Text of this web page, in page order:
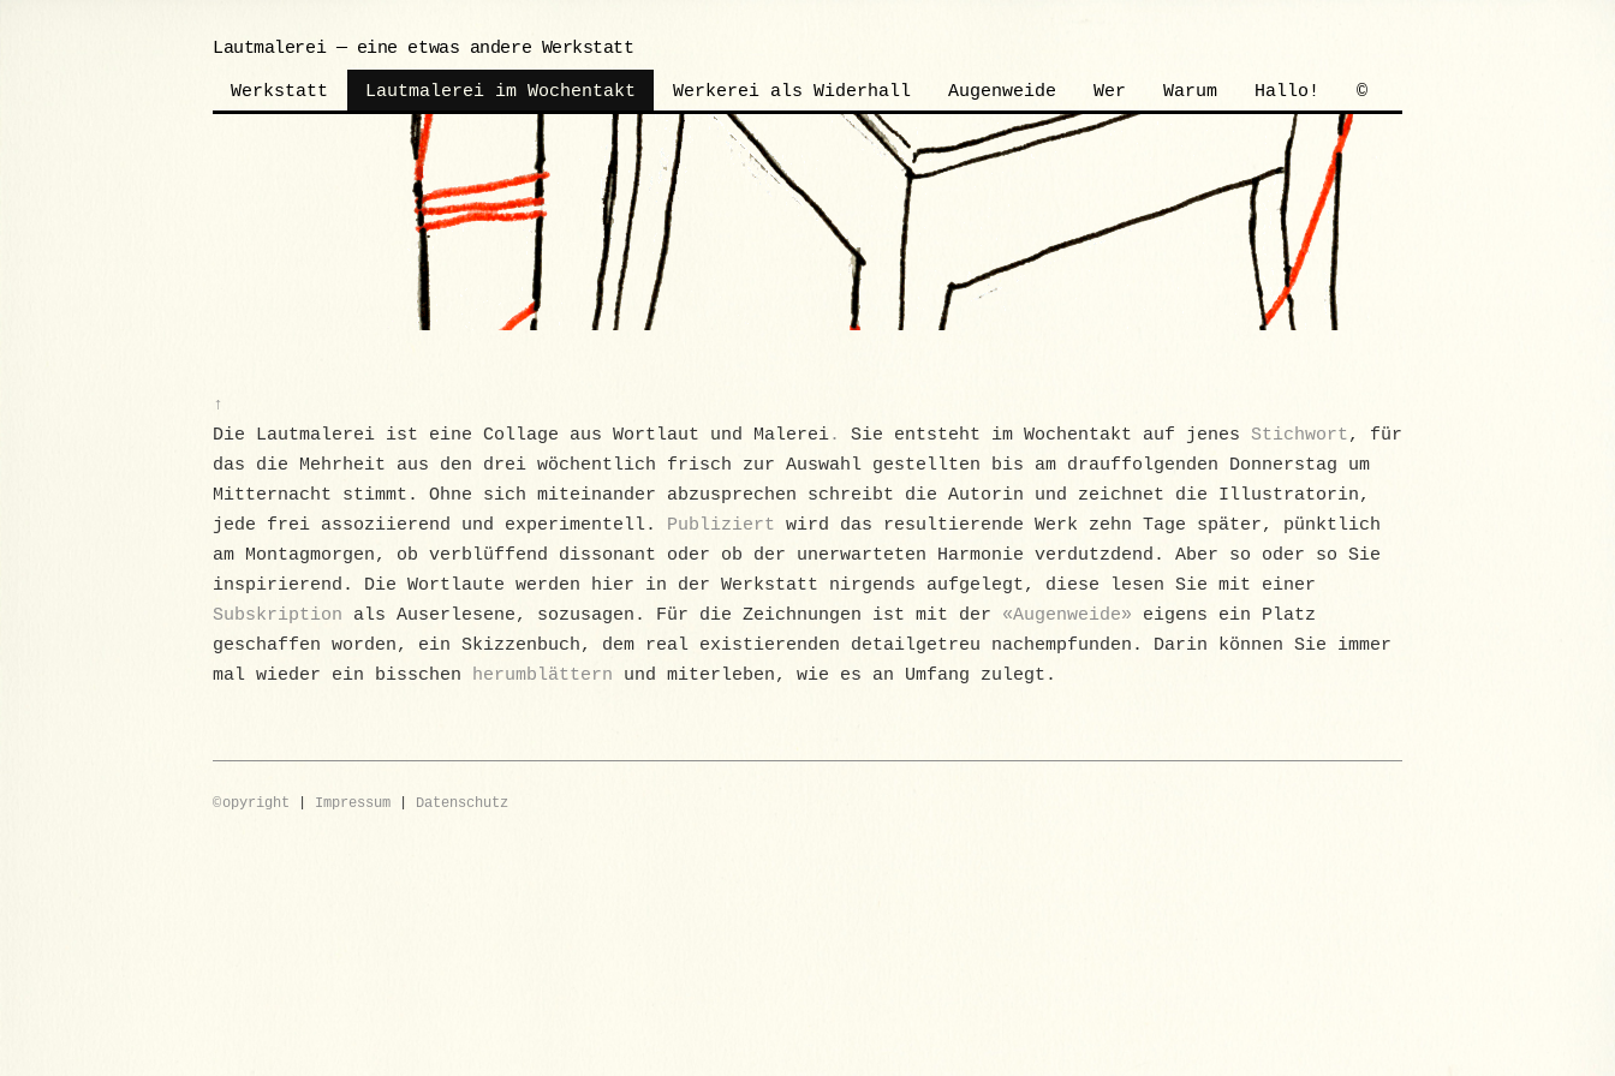
Lautmalerei — eine etwas andere Werkstatt
Werkstatt Lautmalerei im Wochentakt Werkerei als Widerhall Augenweide Wer Warum Hallo! ©
↑
Die Lautmalerei ist eine Collage aus Wortlaut und Malerei. Sie entsteht im Wochentakt auf jenes Stichwort, für
das die Mehrheit aus den drei wöchentlich frisch zur Auswahl gestellten bis am drauffolgenden Donnerstag um
Mitternacht stimmt. Ohne sich miteinander abzusprechen schreibt die Autorin und zeichnet die Illustratorin,
jede frei assoziierend und experimentell. Publiziert wird das resultierende Werk zehn Tage später, pünktlich
am Montagmorgen, ob verblüffend dissonant oder ob der unerwarteten Harmonie verdutzdend. Aber so oder so Sie
inspirierend. Die Wortlaute werden hier in der Werkstatt nirgends aufgelegt, diese lesen Sie mit einer
Subskription als Auserlesene, sozusagen. Für die Zeichnungen ist mit der «Augenweide» eigens ein Platz
geschaffen worden, ein Skizzenbuch, dem real existierenden detailgetreu nachempfunden. Darin können Sie immer
mal wieder ein bisschen herumblättern und miterleben, wie es an Umfang zulegt.
©opyright Impressum| Datenschutz